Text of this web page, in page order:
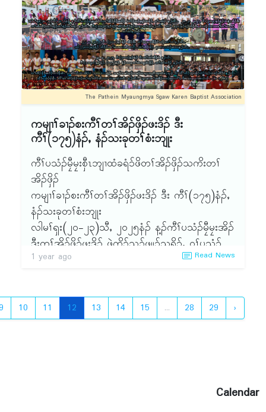
ဘျံးႇ ကီၢ်ပၠံၣ်-သၣ်ယၣ်ဝတံၣ်ႇ ကီၢ်ကယါဖူးႇ ကီၢ်ချၢၣ်
လွံၢ်ထူၣ်ခၢၣ်စးန့ၣ်လီၤ. ခၢၣ်စးဟဲထီၣ်အိၣ်ဝဲ(၁၇)ဂၤန့ၣ်
လီၤ.
The Pathein Myaungmya Sgaw Karen Baptist Association
ကမျၢၢ်ခၢၣ်စးကီၢ်တၢ်အိၣ်ဖှိၣ်ဖးဒိၣ် ဒီး
ကီၢ်(၁၇၅)နံၣ်ႇ နံၣ်သးခုတၢ်စံးဘျုး
ကီၢ်ပသံၣ်မၠီမၠးစှီၤဘျၢထံခရံ၁်ဖိတၢ်အိၣ်ဖှိၣ်သကိးတၢ်
အိၣ်ဖှိၣ်
ကမျၢၢ်ခၢၣ်စးကီၢ်တၢ်အိၣ်ဖှိၣ်ဖးဒိၣ် ဒီး ကီၢ်(၁၇၅)နံၣ်ႇ
နံၣ်သးခုတၢ်စံးဘျုး
လါမၢ်ၡး(၂ဝ-၂၃)သီႇ ၂ဝ၂၅နံၣ် န့ၣ်ကီၢ်ပသံၣ်မၠီမၠးအိၣ်
ဒီးတၢ်အိၣ်ဖှိၣ်ဖးဒိၣ် ဖဲကိၣ်သၣ်ဖၠူၣ်သရိ၁်ႇ ဝ့ၢ်ပသံၣ်
န့ၣ်လီၤ. ၂၁.၃.၂ဝ၂၅ႇ ဂီၤ(၇းဝဝ)နၣ်ရံၣ်အနံၤအိၣ်ဒီး
တံ၁်တဲ၁်သတိၢ်ပျံၤလၢ ဖံသရၣ်မုၣ်ဒီးကထၢၣ်လၢၢ်ဝါႇ
သရၣ်ဒိၣ်ဒီးကထၢၣ် အၢဘၢၣ်ဖီဝ့ၣ်ႇ သရၣ်ဒိၣ်ဒီးက
န့ၣ်လီၤ. တၢ်ကစီၣ်လၢ သရၣ်ဒိၣ်ဒီးကထၢၣ်ဖျါစိဒီး တၢ်
1 year ago Read News
10 11 12 13 14 15 ... 28 29 ›
Calendar